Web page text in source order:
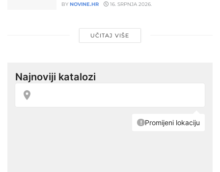
BY NOVINE.HR 16. SRPNJA 2026.
UČITAJ VIŠE